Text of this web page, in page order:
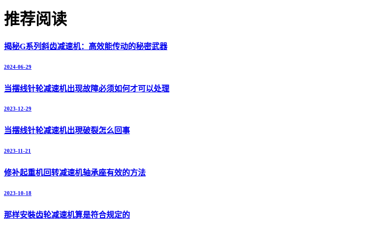
推荐阅读
揭秘G系列斜齿减速机：高效能传动的秘密武器
2024-06-29
当摆线针轮减速机出现故障必须如何才可以处理
2023-12-29
当摆线针轮减速机出現破裂怎么回事
2023-11-21
修补起重机回转减速机轴承座有效的方法
2023-10-18
那样安裝齿轮减速机算是符合规定的